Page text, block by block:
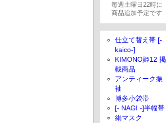
毎週土曜日22時に
商品追加予定です
仕立て替え帯 [-
kaico-]
KIMONO姫12 掲
載商品
アンティーク振
袖
博多小袋帯
[- NAGI -]半幅帯
絹マスク